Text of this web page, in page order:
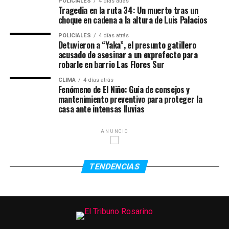
Rosario salió a la calle y se unió al paro contra los
femicidios y la desigualdad de género
el país oceánico realizando las gestiones
correspondientes.
El accidente ocurrió el jueves pasado por la noche,
cuando un micro turístico que trasladaba a más de 30
pasajeros chocó contra otro vehículo y terminó
volcando en una ruta del noreste australiano. Las
autoridades locales calificaron la escena como
“catastrófica” y confirmaron que hubo varios heridos
además de la víctima fatal argentina.
Serena había sido trasladada con vida a un centro
médico luego del impacto, pero falleció poco después
debido a la gravedad de las lesiones sufridas. Su amiga
Valentina continúa internada bajo observación médica y
La joven era oriunda de Rosario y había desarrollado una
vida marcada por los viajes. Con ciudadanía argentina e
Tragedia en la ruta 34: Un muerto tras un
choque en cadena a la altura de Luis Palacios
POLICIALES 4 días atrás
Detuvieron a “Yaka”, el presunto gatillero
acusado de asesinar a un exprefecto para
robarle en barrio Las Flores Sur
CLIMA 4 días atrás
Fenómeno de El Niño: Guía de consejos y
mantenimiento preventivo para proteger la
casa ante intensas lluvias
ANUNCIO
TENDENCIAS